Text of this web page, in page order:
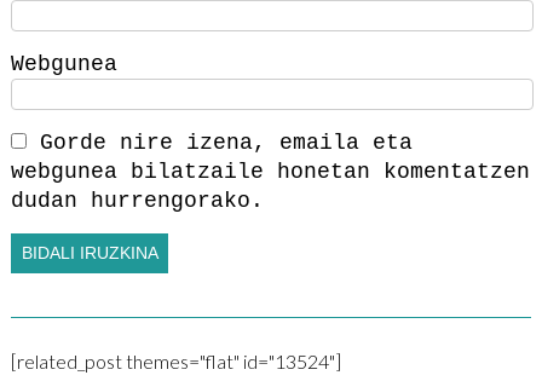
Webgunea
Gorde nire izena, emaila eta
webgunea bilatzaile honetan komentatzen
dudan hurrengorako.
[related_post themes="flat" id="13524"]